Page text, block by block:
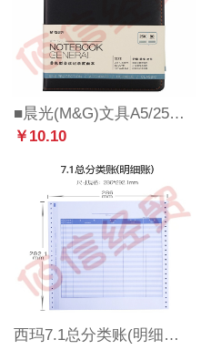
■晨光(M&G)文具A5/25K 80张黑色会议记录皮面本 办公笔记本 普惠型商务记事本子 单本装APYE4Y55
￥10.10
西玛7.1总分类账(明细账) L020106 500份/包 2包/箱（整箱售）